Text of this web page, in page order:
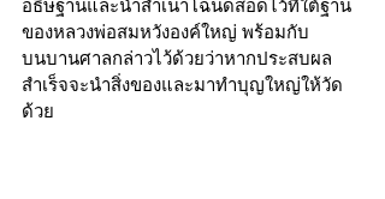
อธิษฐานและนำสำเนาโฉนดสอดไว้ที่ใต้ฐาน
ของหลวงพ่อสมหวังองค์ใหญ่ พร้อมกับ
บนบานศาลกล่าวไว้ด้วยว่าหากประสบผล
สำเร็จจะนำสิ่งของและมาทำบุญใหญ่ให้วัด
ด้วย